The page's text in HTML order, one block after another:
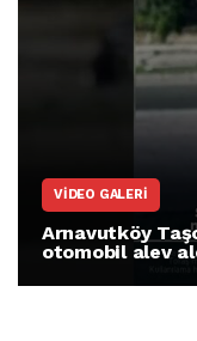
VIDEO GALERI
Arnavutköy
otomobil alev